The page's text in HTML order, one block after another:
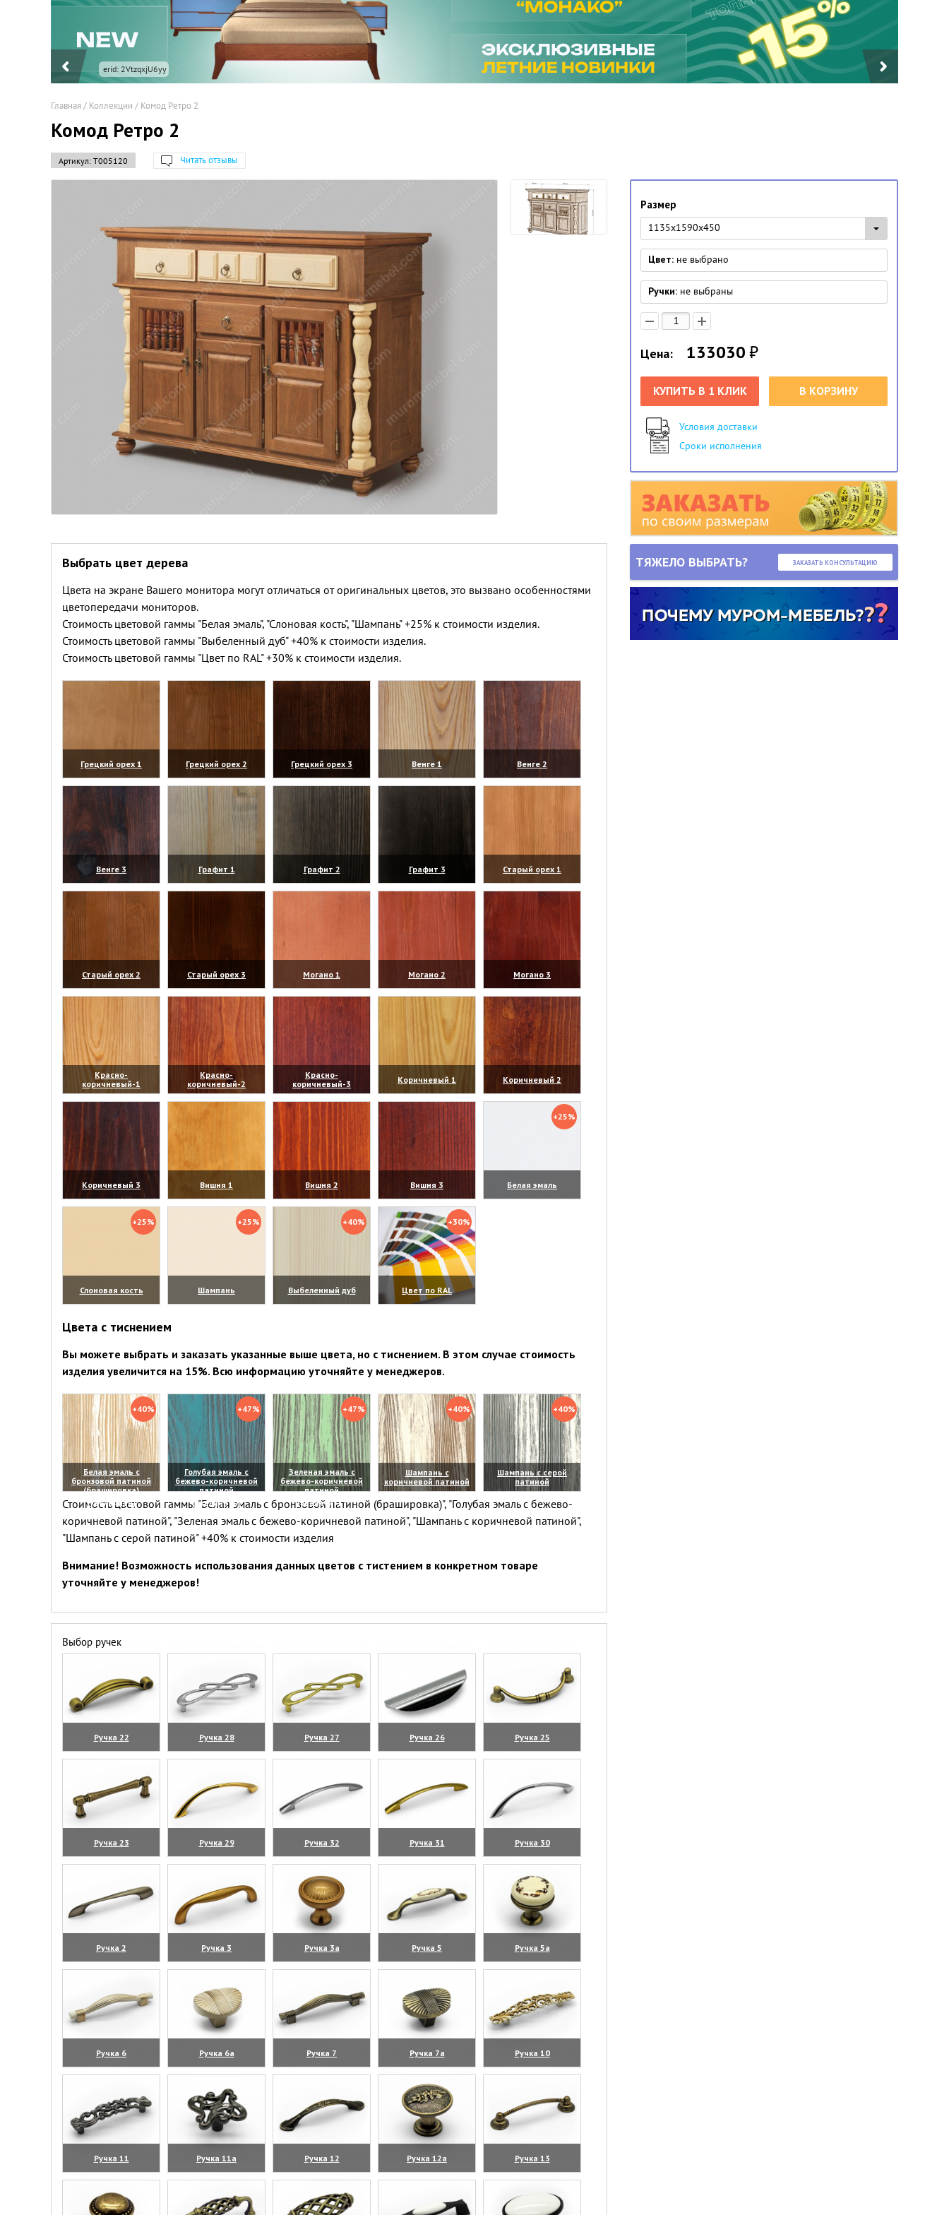
Главная/ Коллекции / Комод Ретро 2
Комод Ретро 2
Артикул: Т005120 Читать отзывы
Размер
1135x1590x450
Цвет: не выбрано
Ручки: не выбраны
Цена: 133030₽
КУПИТЬ В 1 КЛИК В КОРЗИНУ
Условия доставки
Сроки исполнения
ТЯЖЕЛО ВЫБРАТЬ? ЗАКАЗАТЬ КОНСУЛЬТАЦИЮ
Выбрать цвет дерева
Цвета на экране Вашего монитора могут отличаться от оригинальных цветов, это вызвано особенностями
цветопередачи мониторов.
Стоимость цветовой гаммы "Белая эмаль", "Слоновая кость", "Шампань" +25% к стоимости изделия.
Стоимость цветовой гаммы "Выбеленный дуб" +40% к стоимости изделия.
Стоимость цветовой гаммы "Цвет по RAL" +30% к стоимости изделия.
Грецкий орех 1
(увеличить)
Грецкий орех 2
(увеличить)
Грецкий орех 3
(увеличить)
Венге 1
(увеличить)
Венге 2
(увеличить)
Венге 3
(увеличить)
Графит 1
(увеличить)
Графит 2
(увеличить)
Графит 3
(увеличить)
Старый орех 1
(увеличить)
Старый орех 2
(увеличить)
Старый орех 3
(увеличить)
Могано 1
(увеличить)
Могано 2
(увеличить)
Могано 3
(увеличить)
Красно-
коричневый-1
(увеличить)
Красно-
коричневый-2
(увеличить)
Красно-
коричневый-3
(увеличить)
Коричневый 1
(увеличить)
Коричневый 2
(увеличить)
Коричневый 3
(увеличить)
Вишня 1
(увеличить)
Вишня 2
(увеличить)
Вишня 3
(увеличить)
+25%
Белая эмаль
(увеличить)
+25%
Слоновая кость
(увеличить)
+25%
Шампань
(увеличить)
+40%
Выбеленный дуб
(увеличить)
+30%
Цвет по RAL
(увеличить)
Цвета с тиснением
Вы можете выбрать и заказать указанные выше цвета, но с тиснением. В этом случае стоимость
изделия увеличится на 15%. Всю информацию уточняйте у менеджеров.
+40%
Белая эмаль с
бронзовой патиной
(брашировка)
(увеличить)
+47%
Голубая эмаль с
бежево-коричневой
патиной
(увеличить)
+47%
Зеленая эмаль с
бежево-коричневой
патиной
(увеличить)
+40%
Шампань с
коричневой патиной
(увеличить)
+40%
Шампань с серой
патиной
(увеличить)
Стоимость цветовой гаммы "Белая эмаль с бронзовой патиной (брашировка)", "Голубая эмаль с бежево-
коричневой патиной", "Зеленая эмаль с бежево-коричневой патиной", "Шампань с коричневой патиной",
"Шампань с серой патиной" +40% к стоимости изделия
Внимание! Возможность использования данных цветов с тистением в конкретном товаре
уточняйте у менеджеров!
Выбор ручек
Ручка 22
(увеличить)
Ручка 28
(увеличить)
Ручка 27
(увеличить)
Ручка 26
(увеличить)
Ручка 25
(увеличить)
Ручка 23
(увеличить)
Ручка 29
(увеличить)
Ручка 32
(увеличить)
Ручка 31
(увеличить)
Ручка 30
(увеличить)
Ручка 2
(увеличить)
Ручка 3
(увеличить)
Ручка 3а
(увеличить)
Ручка 5
(увеличить)
Ручка 5а
(увеличить)
Ручка 6
(увеличить)
Ручка 6а
(увеличить)
Ручка 7
(увеличить)
Ручка 7а
(увеличить)
Ручка 10
(увеличить)
Ручка 11
(увеличить)
Ручка 11а
(увеличить)
Ручка 12
(увеличить)
Ручка 12а
(увеличить)
Ручка 13
(увеличить)